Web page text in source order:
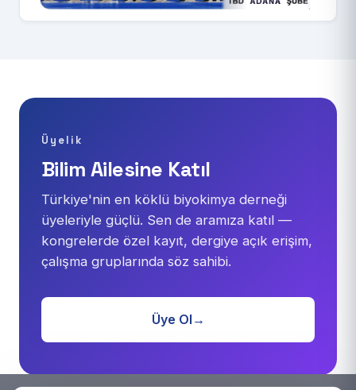
Üyelik
Bilim Ailesine Katıl
Türkiye'nin en köklü biyokimya derneği
üyeleriyle güçlü. Sen de aramıza katıl —
kongrelerde özel kayıt, dergiye açık erişim,
çalışma gruplarında söz sahibi.
Üye Ol →